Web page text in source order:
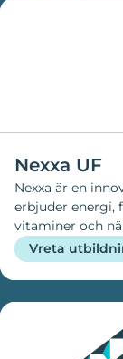
Nexxa UF
Nexxa är en
erbjuder energi,
vitaminer och
stimulerande
specifik
välja den effekt
målgrupp är
som vill ha ett
Vreta